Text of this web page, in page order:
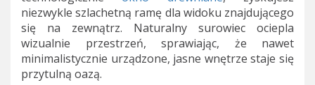
niezwykle szlachetną ramę dla widoku znajdującego
się na zewnątrz. Naturalny surowiec ociepla
wizualnie przestrzeń, sprawiając, że nawet
minimalistycznie urządzone, jasne wnętrze staje się
przytulną oazą.